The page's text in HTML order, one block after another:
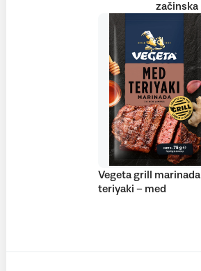
začinska
Vegeta grill marinada
teriyaki – med